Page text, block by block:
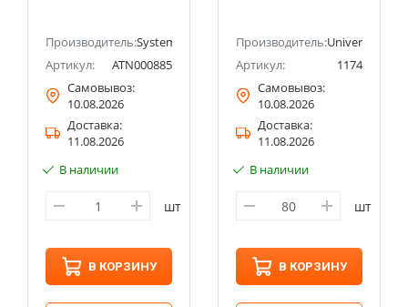
(ранее Schneider Electric)
Производитель:Systeme Electric (ранее Schneider Electric)
Артикул:
ATN000885
Самовывоз:
10.08.2026
Доставка:
11.08.2026
В наличии
шт
В КОРЗИНУ
Производитель:Universal
Артикул:
1174
Самовывоз:
10.08.2026
Доставка:
11.08.2026
В наличии
шт
В КОРЗИНУ